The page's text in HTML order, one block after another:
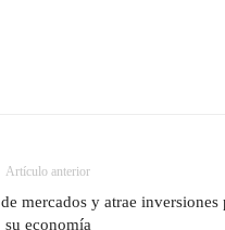
Artículo anterior
mercados y atrae inversiones
su economía